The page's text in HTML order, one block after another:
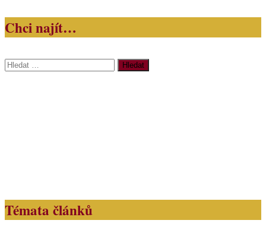
Chci najít…
Vyhledávání
Témata článků